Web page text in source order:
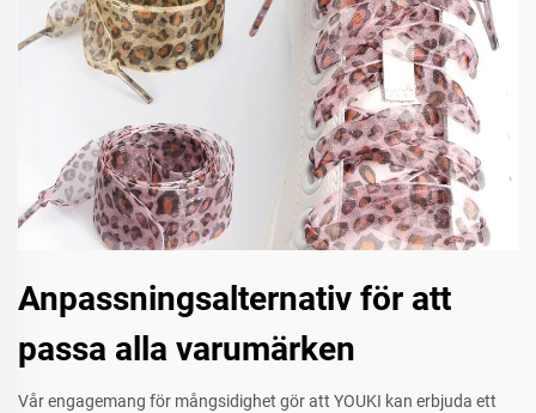
Anpassningsalternativ för att
passa alla varumärken
Vår engagemang för mångsidighet gör att YOUKI kan erbjuda ett